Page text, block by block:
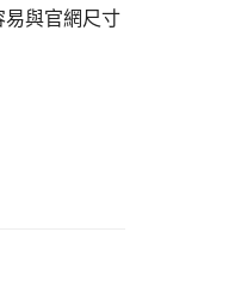
易與官網尺寸